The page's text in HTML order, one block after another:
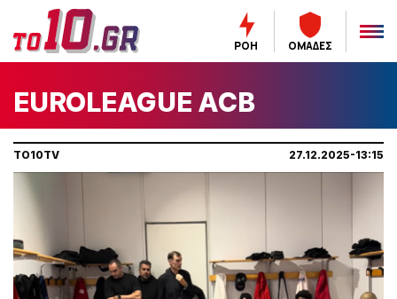
ΡΟΗ ΟΜΑΔΕΣ
EUROLEAGUE ACB
TO10TV 27.12.2025-13:15